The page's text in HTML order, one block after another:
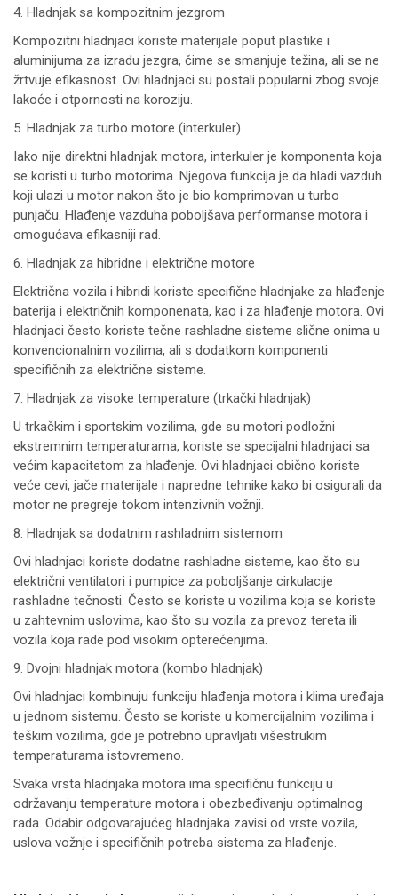
4. Hladnjak sa kompozitnim jezgrom
Kompozitni hladnjaci koriste materijale poput plastike i
aluminijuma za izradu jezgra, čime se smanjuje težina, ali se ne
žrtvuje efikasnost. Ovi hladnjaci su postali popularni zbog svoje
lakoće i otpornosti na koroziju.
5. Hladnjak za turbo motore (interkuler)
Iako nije direktni hladnjak motora, interkuler je komponenta koja
se koristi u turbo motorima. Njegova funkcija je da hladi vazduh
koji ulazi u motor nakon što je bio komprimovan u turbo
punjaču. Hlađenje vazduha poboljšava performanse motora i
omogućava efikasniji rad.
6. Hladnjak za hibridne i električne motore
Električna vozila i hibridi koriste specifične hladnjake za hlađenje
baterija i električnih komponenata, kao i za hlađenje motora. Ovi
hladnjaci često koriste tečne rashladne sisteme slične onima u
konvencionalnim vozilima, ali s dodatkom komponenti
specifičnih za električne sisteme.
7. Hladnjak za visoke temperature (trkački hladnjak)
U trkačkim i sportskim vozilima, gde su motori podložni
ekstremnim temperaturama, koriste se specijalni hladnjaci sa
većim kapacitetom za hlađenje. Ovi hladnjaci obično koriste
veće cevi, jače materijale i napredne tehnike kako bi osigurali da
motor ne pregreje tokom intenzivnih vožnji.
8. Hladnjak sa dodatnim rashladnim sistemom
Ovi hladnjaci koriste dodatne rashladne sisteme, kao što su
električni ventilatori i pumpice za poboljšanje cirkulacije
rashladne tečnosti. Često se koriste u vozilima koja se koriste
u zahtevnim uslovima, kao što su vozila za prevoz tereta ili
vozila koja rade pod visokim opterećenjima.
9. Dvojni hladnjak motora (kombo hladnjak)
Ovi hladnjaci kombinuju funkciju hlađenja motora i klima uređaja
u jednom sistemu. Često se koriste u komercijalnim vozilima i
teškim vozilima, gde je potrebno upravljati višestrukim
temperaturama istovremeno.
Svaka vrsta hladnjaka motora ima specifičnu funkciju u
održavanju temperature motora i obezbeđivanju optimalnog
rada. Odabir odgovarajućeg hladnjaka zavisi od vrste vozila,
uslova vožnje i specifičnih potreba sistema za hlađenje.